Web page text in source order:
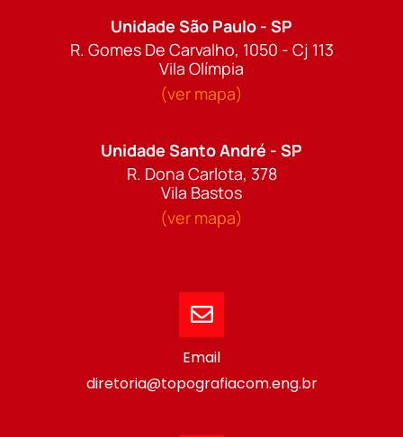
Unidade São Paulo - SP
R. Gomes De Carvalho, 1050 - Cj 113
Vila Olímpia
(ver mapa)
Unidade Santo André - SP
R. Dona Carlota, 378
Vila Bastos
(ver mapa)
Email
diretoria@topografiacom.eng.br